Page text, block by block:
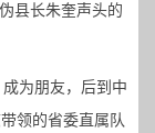
县长朱奎声头的
为朋友，后到中
领的省委直属队